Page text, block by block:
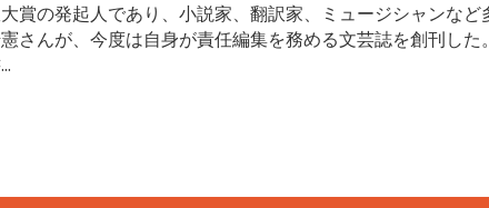
賞の発起人であり、小説家、翻訳家、ミュージシャンな
さんが、今度は自身が責任編集を務める文芸誌を創刊し